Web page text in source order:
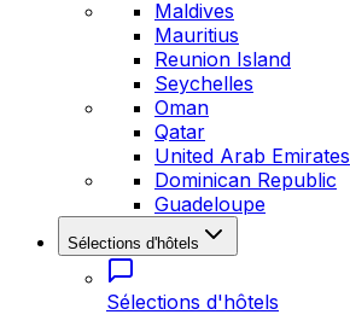
Maldives
Mauritius
Reunion Island
Seychelles
Oman
Qatar
United Arab Emirates
Dominican Republic
Guadeloupe
Sélections d'hôtels
Sélections d'hôtels